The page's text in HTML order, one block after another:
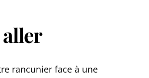
aller
rancunier face à une